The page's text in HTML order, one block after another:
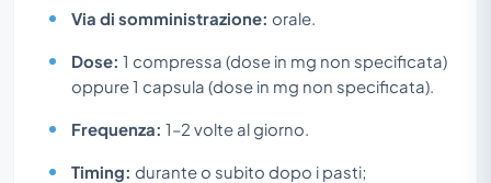
Via di somministrazione: orale.
Dose: 1 compressa (dose in mg non specificata)
oppure 1 capsula (dose in mg non specificata).
Frequenza: 1–2 volte al giorno.
Timing: durante o subito dopo i pasti;